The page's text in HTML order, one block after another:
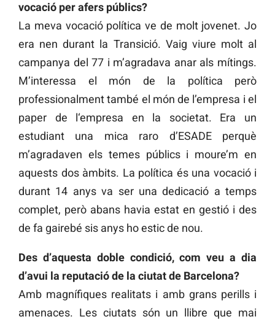
vocació per afers públics?
La meva vocació política ve de molt jovenet. Jo
era nen durant la Transició. Vaig viure molt al
campanya del 77 i m’agradava anar als mítings.
M’interessa el món de la política però
professionalment també el món de l’empresa i el
paper de l‘empresa en la societat. Era un
estudiant una mica raro d’ESADE perquè
m’agradaven els temes públics i moure’m en
aquests dos àmbits. La política és una vocació i
durant 14 anys va ser una dedicació a temps
complet, però abans havia estat en gestió i des
de fa gairebé sis anys ho estic de nou.
Des d’aquesta doble condició, com veu a dia
d’avui la reputació de la ciutat de Barcelona?
Amb magnífiques realitats i amb grans perills i
amenaces. Les ciutats són un llibre que mai